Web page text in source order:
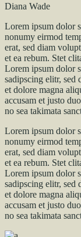
Diana Wade
Lorem ipsum dolor
nonumy eirmod
erat, sed diam
et ea rebum. Stet
Lorem ipsum dolor
sadipscing elitr, sed
et dolore magna
accusam et justo
no sea takimata
Lorem ipsum dolor
nonumy eirmod
erat, sed diam
et ea rebum. Stet
Lorem ipsum dolor
sadipscing elitr, sed
et dolore magna
accusam et justo
no sea takimata